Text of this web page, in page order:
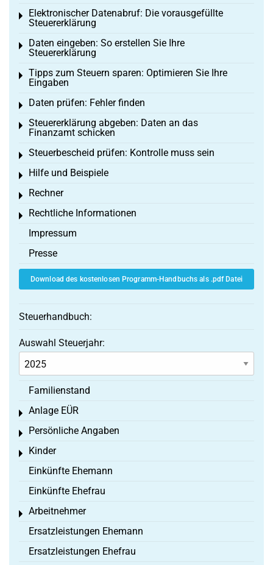
Elektronischer Datenabruf: Die vorausgefüllte
Steuererklärung
Toggle menu
Daten eingeben: So erstellen Sie Ihre
Steuererklärung
Toggle menu
Tipps zum Steuern sparen: Optimieren Sie Ihre
Eingaben
Toggle menu
Daten prüfen: Fehler finden
Toggle menu
Steuererklärung abgeben: Daten an das
Finanzamt schicken
Toggle menu
Steuerbescheid prüfen: Kontrolle muss sein
Toggle menu
Hilfe und Beispiele
Toggle menu
Rechner
Toggle menu
Rechtliche Informationen
Toggle menu
Impressum
Presse
Download des kostenlosen Programm-Handbuchs als .pdf Datei
Steuerhandbuch:
Auswahl Steuerjahr:
Familienstand
Anlage EÜR
Toggle menu
Persönliche Angaben
Toggle menu
Kinder
Toggle menu
Einkünfte Ehemann
Einkünfte Ehefrau
Arbeitnehmer
Toggle menu
Ersatzleistungen Ehemann
Ersatzleistungen Ehefrau